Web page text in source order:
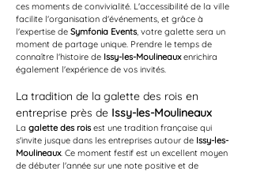
ces moments de convivialité. L'accessibilité de la ville
facilite l'organisation d'événements, et grâce à
l'expertise de Symfonia Events, votre galette sera un
moment de partage unique. Prendre le temps de
connaître l'histoire de Issy-les-Moulineaux enrichira
également l'expérience de vos invités.
La tradition de la galette des rois en
entreprise près de Issy-les-Moulineaux
La galette des rois est une tradition française qui
s'invite jusque dans les entreprises autour de Issy-les-
Moulineaux. Ce moment festif est un excellent moyen
de débuter l'année sur une note positive et de